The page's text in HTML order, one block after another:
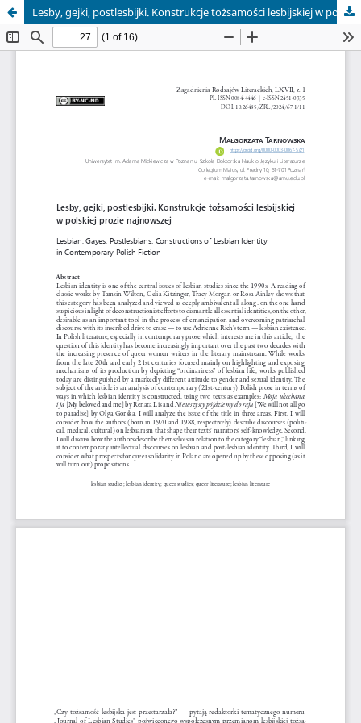
Lesby, gejki, postlesbijki. Konstrukcje tożsamości lesbijskiej w polskiej prozie najnowszej